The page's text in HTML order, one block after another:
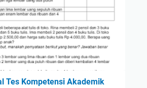
Tes Kompetensi Akademik